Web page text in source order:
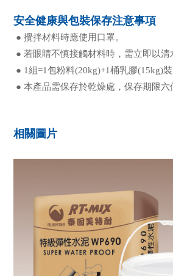
安全健康與包裝保存注意事項
● 攪拌材料時應使用口罩。
● 若眼睛不慎接觸材料時，需立即以清
● 1組=1包粉料(20kg)+1桶乳膠(15kg)裝
● 本產品需保存於乾燥處，保存期限六
相關圖片